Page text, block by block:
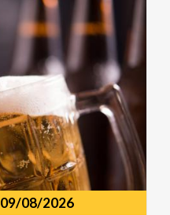
09/08/2026